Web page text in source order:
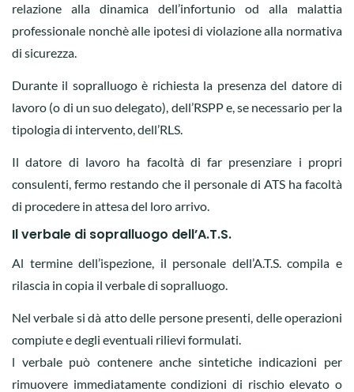
relazione alla dinamica dell’infortunio od alla malattia
professionale nonchè alle ipotesi di violazione alla normativa
di sicurezza.
Durante il sopralluogo è richiesta la presenza del datore di
lavoro (o di un suo delegato), dell’RSPP e, se necessario per la
tipologia di intervento, dell’RLS.
Il datore di lavoro ha facoltà di far presenziare i propri
consulenti, fermo restando che il personale di ATS ha facoltà
di procedere in attesa del loro arrivo.
Il verbale di sopralluogo dell’A.T.S.
Al termine dell’ispezione, il personale dell’A.T.S. compila e
rilascia in copia il verbale di sopralluogo.
Nel verbale si dà atto delle persone presenti, delle operazioni
compiute e degli eventuali rilievi formulati.
l verbale può contenere anche sintetiche indicazioni per
rimuovere immediatamente condizioni di rischio elevato o